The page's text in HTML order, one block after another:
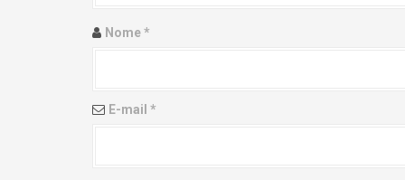
n
Nome*
E-mail *